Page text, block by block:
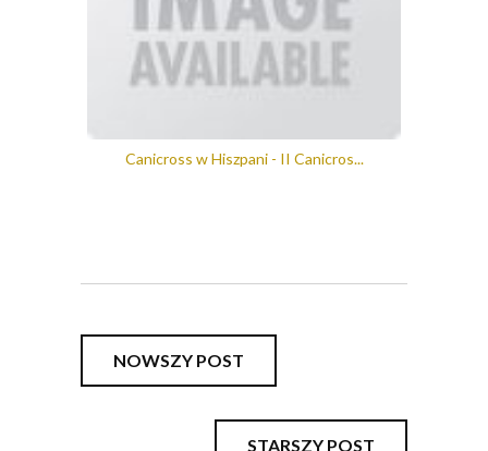
Canicross w Hiszpani - II Canicros...
NOWSZY POST
STARSZY POST